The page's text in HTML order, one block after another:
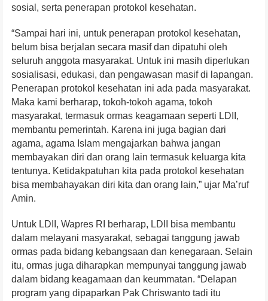
sosial, serta penerapan protokol kesehatan.
“Sampai hari ini, untuk penerapan protokol kesehatan,
belum bisa berjalan secara masif dan dipatuhi oleh
seluruh anggota masyarakat. Untuk ini masih diperlukan
sosialisasi, edukasi, dan pengawasan masif di lapangan.
Penerapan protokol kesehatan ini ada pada masyarakat.
Maka kami berharap, tokoh-tokoh agama, tokoh
masyarakat, termasuk ormas keagamaan seperti LDII,
membantu pemerintah. Karena ini juga bagian dari
agama, agama Islam mengajarkan bahwa jangan
membayakan diri dan orang lain termasuk keluarga kita
tentunya. Ketidakpatuhan kita pada protokol kesehatan
bisa membahayakan diri kita dan orang lain,” ujar Ma’ruf
Amin.
Untuk LDII, Wapres RI berharap, LDII bisa membantu
dalam melayani masyarakat, sebagai tanggung jawab
ormas pada bidang kebangsaan dan kenegaraan. Selain
itu, ormas juga diharapkan mempunyai tanggung jawab
dalam bidang keagamaan dan keummatan. “Delapan
program yang dipaparkan Pak Chriswanto tadi itu